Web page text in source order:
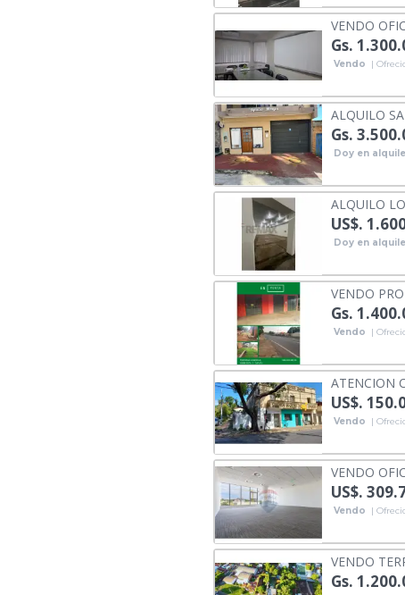
VENDO
Gs.
Vendo |
ALQUILO
Gs.
Doy en
ALQUILO
US$.
Doy en
VENDO
Gs.
Vendo |
ATENCION
US$.
Vendo |
VENDO
US$.
Vendo |
VENDO
Gs.